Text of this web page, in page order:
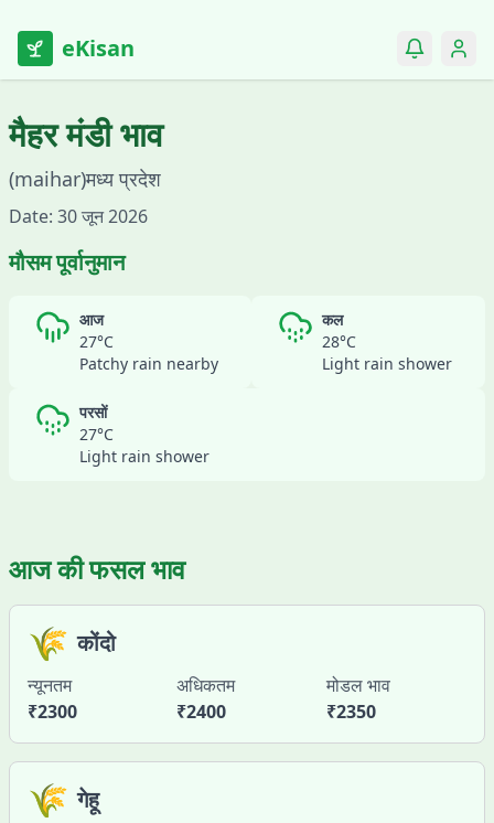
eKisan
मैहरमंडी भाव
(maihar)मध्य प्रदेश
Date: 30 जून 2026
मौसम पूर्वानुमान
आज
27°C
Patchy rain nearby
कल
28°C
Light rain shower
परसों
27°C
Light rain shower
आज की फसल भाव
🌾 कोंदो
न्यूनतम
₹2300
अधिकतम
₹2400
मोडल भाव
₹2350
🌾 गेहू